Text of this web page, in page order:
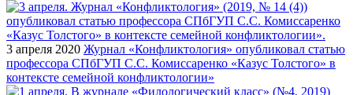
3 апреля 2020 Журнал «Конфликтология» опубликовал статью
профессора СПбГУП С.С. Комиссаренко «Казус Толстого» в
контексте семейной конфликтологии»